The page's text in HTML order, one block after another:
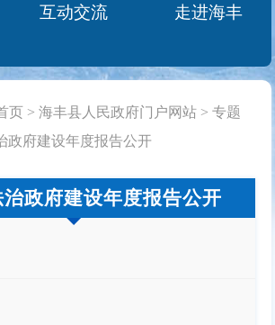
互动交流
走进海丰
页 >海丰县人民政府门户网站 >专题
政府建设年度报告公开
政府建设年度报告公开